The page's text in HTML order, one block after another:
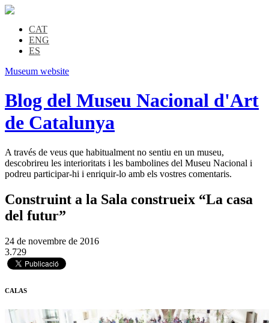
CAT
ENG
ES
Museum website
Blog del Museu Nacional d'Art
de Catalunya
A través de veus que habitualment no sentiu en un museu,
descobrireu les interioritats i les bambolines del Museu Nacional i
podreu participar-hi i enriquir-lo amb els vostres comentaris.
Construint a la Sala construeix “La casa
del futur”
24 de novembre de 2016
3.729
CALAS